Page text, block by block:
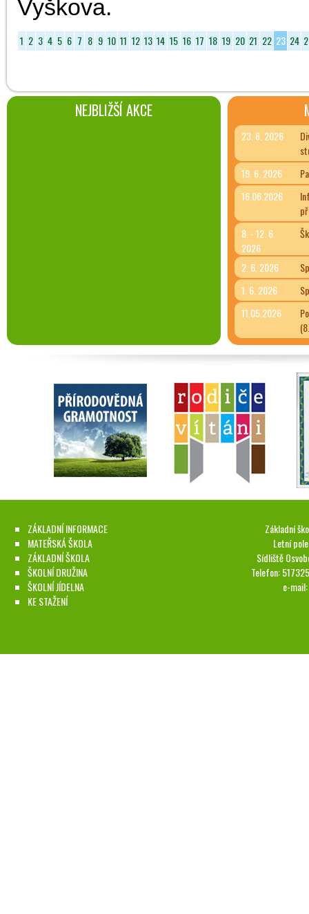
Vyškova.
1 2 3 4 5 6 7 8 9 10 11 12 13 14 15 16 17 18 19 20 21 22 23 24
NEJBLIŽŠÍ AKCE
23. 6. 2026
19. 6. 2026
16.06.2026
8. - 12. 6.
2026
2. 6. 2026
1. 6. 2026
11.05.2026
ZÁKLADNÍ INFORMACE
MATEŘSKÁ ŠKOLA
ZÁKLADNÍ ŠKOLA
ŠKOLNÍ DRUŽINA
ŠKOLNÍ JÍDELNA
KE STAŽENÍ
Základní
Letní
Sídliště
Telefon:
e-mail: